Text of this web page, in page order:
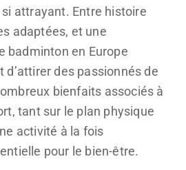
attrayant. Entre histoire
adaptées, et une
badminton en Europe
d’attirer des passionnés de
bienfaits associés à
tant sur le plan physique
activité à la fois
pour le bien-être.